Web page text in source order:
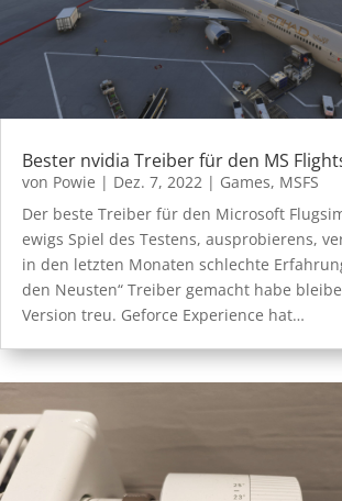
Bester nvidia Treiber für den MS
von Powie | Dez. 7, 2022 | Games, MSFS
Der beste Treiber für den Microsoft
ewigs Spiel des Testens, ausprobierens,
in den letzten Monaten schlechte
den Neusten“ Treiber gemacht habe
Version treu. Geforce Experience hat…